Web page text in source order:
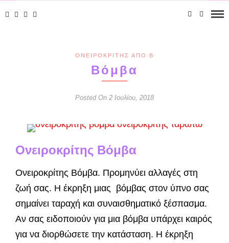
ΟΝΕΙΡΟΚΡΊΤΗΣ ΑΠΌ Β
Βόμβα
Posted On 2 Ιουλίου, 2018
Ονειροκρίτης Βόμβα
Ονειροκρίτης Βόμβα. Προμηνύει αλλαγές στη
ζωή σας. Η έκρηξη μιας βόμβας στον ύπνο σας
σημαίνει ταραχή και συναισθηματικό ξέσπασμα.
Αν σας ειδοποιούν για μια βόμβα υπάρχει καιρός
για να διορθώσετε την κατάσταση. Η έκρηξη